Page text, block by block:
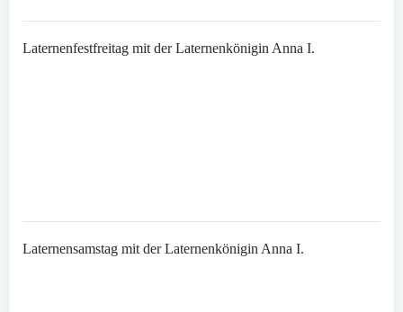
Laternenfestfreitag mit der Laternenkönigin Anna I.
Laternensamstag mit der Laternenkönigin Anna I.